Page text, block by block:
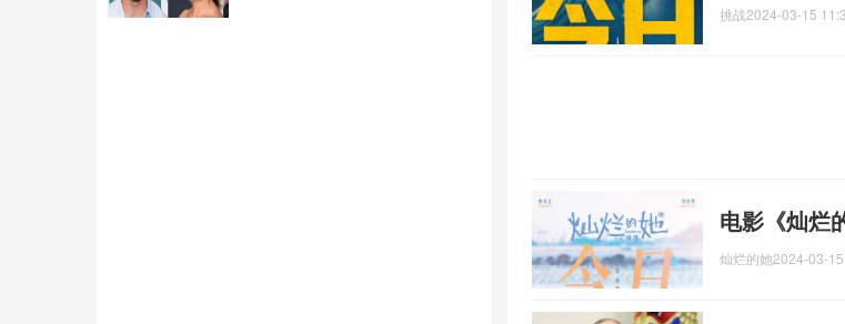
挑战2024-03-15
电影《灿烂
灿烂的她2024-03-